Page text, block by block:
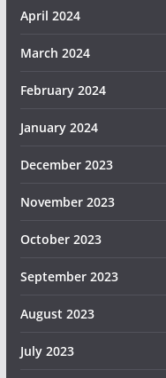
April 2024
March 2024
February 2024
January 2024
December 2023
November 2023
October 2023
September 2023
August 2023
July 2023